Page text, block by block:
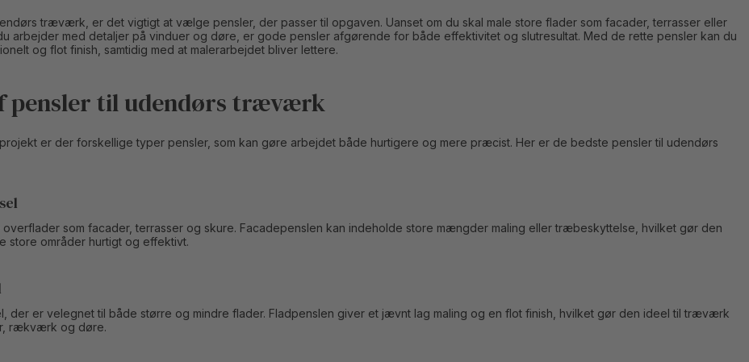
træværk, er det vigtigt at vælge pensler, der passer til opgaven. Uanset om du skal male store flader som facader, terrasser eller
arbejder med detaljer på vinduer og døre, er gode pensler afgørende for både effektivitet og slutresultat. Med de rette pensler kan du
og flot finish, samtidig med at malerarbejdet bliver lettere.
pensler til udendørs træværk
er der forskellige typer pensler, som kan gøre arbejdet både hurtigere og mere præcist. Her er de bedste pensler til udendørs
overflader som facader, terrasser og skure. Facadepenslen kan indeholde store mængder maling eller træbeskyttelse, hvilket gør den
store områder hurtigt og effektivt.
der er velegnet til både større og mindre flader. Fladpenslen giver et jævnt lag maling og en flot finish, hvilket gør den ideel til træværk
rækværk og døre.